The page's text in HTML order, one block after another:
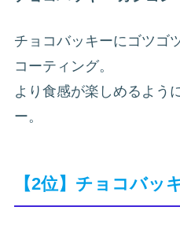
チョコバッキーにゴツゴ
コーティング。
より食感が楽しめるよう
ー。
【2位】チョコバッ